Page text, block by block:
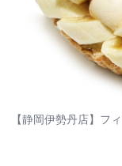
【静岡伊勢丹店】フ